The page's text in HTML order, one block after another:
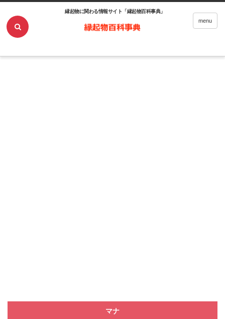
縁起物に関わる情報サイト「縁起物百科事典」
menu
マナ